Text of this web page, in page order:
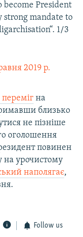
become President
strong mandate to
1/3
2019 р.
на
близько
не пізніше
оголошення
повинен
на урочистому
наполягає,
Follow us